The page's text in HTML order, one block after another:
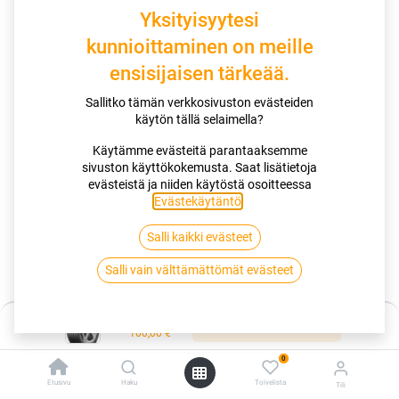
100,00€
Etusivu Haku
0
Toivelista Tili
Miksi valita tämä rengas
Nauti ylivoimaisesta kilometrisuoritteesta upouuden
YellowChili-seoksemme ansiosta.
Koe vakuuttava märkäsuorituskyky ja alhainen melutaso.
175/65R14 82T CONTINENTAL
Yksityisyytesi
kunnioittaminen on meille
ensisijaisen tärkeää.
Sallitko tämän verkkosivuston evästeiden
käytön tällä selaimella?
Käytämme evästeitä parantaaksemme
sivuston käyttökokemusta. Saat lisätietoja
evästeistä ja niiden käytöstä osoitteessa
Evästekäytäntö
Salli kaikki evästeet
Salli vain välttämättömät evästeet